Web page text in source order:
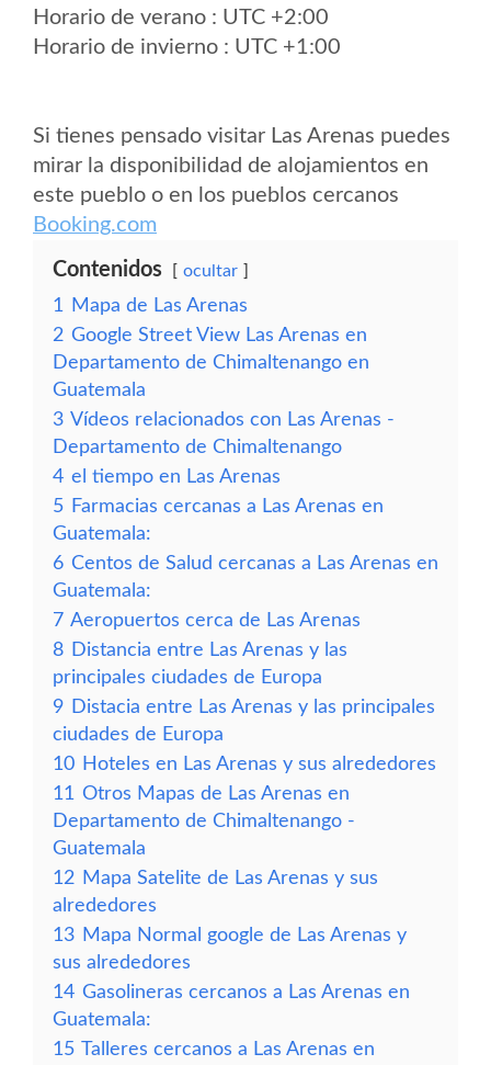
Horario de verano : UTC +2:00
Horario de invierno : UTC +1:00
Si tienes pensado visitar Las Arenas puedes
mirar la disponibilidad de alojamientos en
este pueblo o en los pueblos cercanos
Booking.com
Contenidos ocultar
1
Mapa de Las Arenas
2 Google Street View Las Arenas en
Departamento de Chimaltenango en
Guatemala
3 Vídeos relacionados con Las Arenas -
Departamento de Chimaltenango
4 el tiempo en Las Arenas
5 Farmacias cercanas a Las Arenas en
Guatemala:
6 Centos de Salud cercanas a Las Arenas en
Guatemala:
7 Aeropuertos cerca de Las Arenas
8 Distancia entre Las Arenas y las
principales ciudades de Europa
9 Distacia entre Las Arenas y las principales
ciudades de Europa
10 Hoteles en Las Arenas y sus alrededores
11 Otros Mapas de Las Arenas en
Departamento de Chimaltenango -
Guatemala
12 Mapa Satelite de Las Arenas y sus
alrededores
13 Mapa Normal google de Las Arenas y
sus alrededores
14 Gasolineras cercanos a Las Arenas en
Guatemala:
15 Talleres cercanos a Las Arenas en